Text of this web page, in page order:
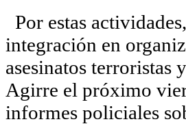
Por estas
integración en
asesinatos terroristas
Agirre el próximo
informes policiales